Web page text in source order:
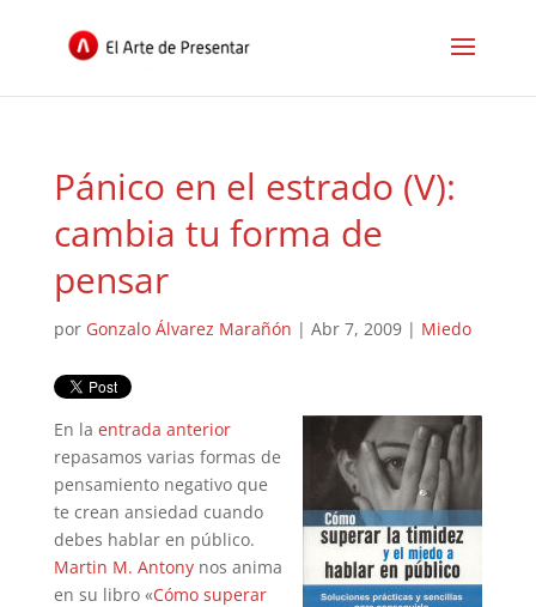
Pánico en el estrado (V):
cambia tu forma de
pensar
por Gonzalo Álvarez Marañón | Abr 7, 2009| Miedo
En la entrada anterior
repasamos varias formas de
pensamiento negativo que
te crean ansiedad cuando
debes hablar en público.
Martin M. Antonynos anima
en su libro «Cómo superar